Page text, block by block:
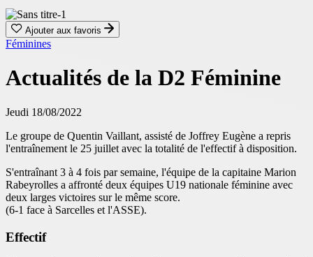
Ajouter aux favoris
Féminines
Actualités de la D2 Féminine
Jeudi 18/08/2022
Le groupe de Quentin Vaillant, assisté de Joffrey Eugène a repris
l'entraînement le 25 juillet avec la totalité de l'effectif à disposition.
S'entraînant 3 à 4 fois par semaine, l'équipe de la capitaine Marion
Rabeyrolles a affronté deux équipes U19 nationale féminine avec
deux larges victoires sur le même score.
(6-1 face à Sarcelles et l'ASSE).
Effectif